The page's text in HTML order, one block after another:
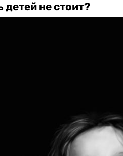
не стоит?